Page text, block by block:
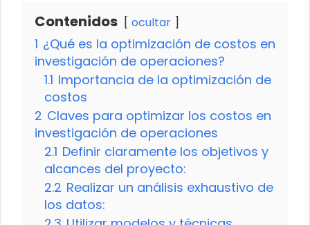
Contenidos ocultar
1 ¿Qué es la optimización de costos en
investigación de operaciones?
1.1 Importancia de la optimización de
costos
2 Claves para optimizar los costos en
investigación de operaciones
2.1 Definir claramente los objetivos y
alcances del proyecto:
2.2 Realizar un análisis exhaustivo de
los datos: